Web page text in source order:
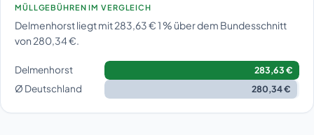
MÜLLGEBÜHREN IM VERGLEICH
Delmenhorst liegt mit 283,63 € 1 % über dem Bundesschnitt
von 280,34 €.
Delmenhorst 283,63 €
Ø Deutschland 280,34 €